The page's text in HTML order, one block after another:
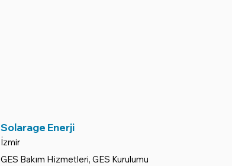
Solarage Enerji
İzmir
GES Bakım Hizmetleri, GES Kurulumu